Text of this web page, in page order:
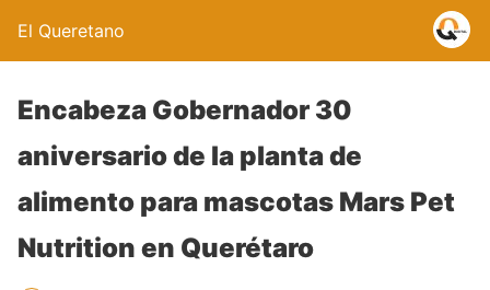
El Queretano
Encabeza Gobernador 30
aniversario de la planta de
alimento para mascotas Mars Pet
Nutrition en Querétaro